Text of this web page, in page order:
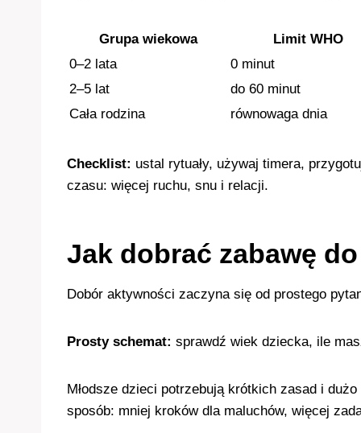
Grupa wiekowa
Limit WHO
0–2 lata
0 minut
2–5 lat
do 60 minut
Cała rodzina
równowaga dnia
Checklist: ustal rytuały, używaj timera,
czasu: więcej ruchu, snu i relacji.
Jak dobrać zabawę
Dobór aktywności zaczyna się od prostego
Prosty schemat: sprawdź wiek dziecka, ile
Młodsze dzieci potrzebują krótkich zasad i
sposób: mniej kroków dla maluchów, więcej